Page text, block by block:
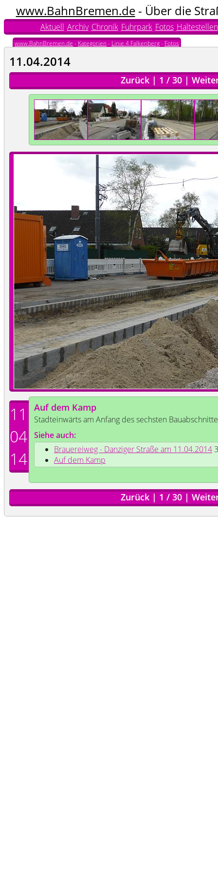
www.BahnBremen.de- Über die
Aktuell Archiv Chronik Fuhrpark Fotos Haltestellen
www.BahnBremen.de - Kategorien - Linie 4 Falkenberg- Fotos
11.04.2014
Zurück | 1 / 30 |
11
04
14
Auf dem Kamp
Stadteinwärts am Anfang des sechsten
Siehe auch:
Brauereiweg - Danziger Straße am 11.04.2014
Auf dem Kamp
Zurück | 1 / 30 |